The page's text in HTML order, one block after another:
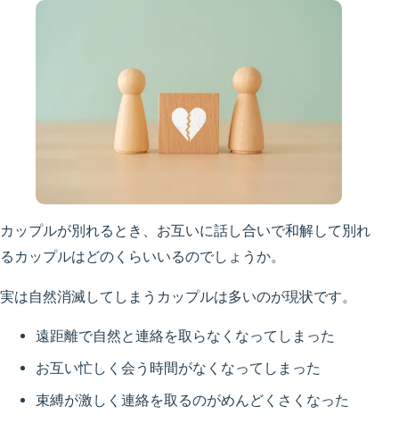
カップルが別れるとき、お互いに話し合いで和解して別れ
るカップルはどのくらいいるのでしょうか。
実は自然消滅してしまうカップルは多いのが現状です。
遠距離で自然と連絡を取らなくなってしまった
お互い忙しく会う時間がなくなってしまった
束縛が激しく連絡を取るのがめんどくさくなった